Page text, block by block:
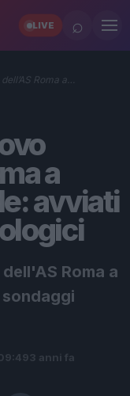
LIVE ⌕
Roma a…
a
avviati
Roma a
3 anni fa